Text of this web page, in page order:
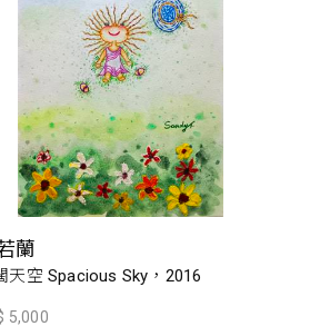
蘭
天空 Spacious Sky，2016
5,000